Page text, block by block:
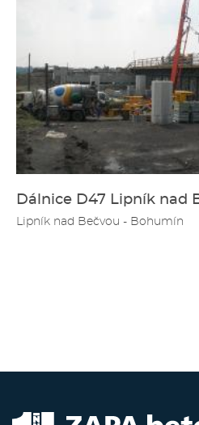
Dálnice D47 Lipník nad
Lipník nad Bečvou - Bohumín